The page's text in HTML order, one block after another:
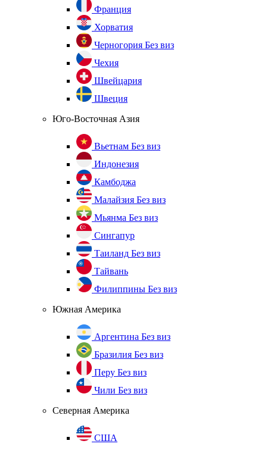
Франция
Хорватия
Черногория Без виз
Чехия
Швейцария
Швеция
Юго-Восточная Азия
Вьетнам Без виз
Индонезия
Камбоджа
Малайзия Без виз
Мьянма Без виз
Сингапур
Таиланд Без виз
Тайвань
Филиппины Без виз
Южная Америка
Аргентина Без виз
Бразилия Без виз
Перу Без виз
Чили Без виз
Северная Америка
США